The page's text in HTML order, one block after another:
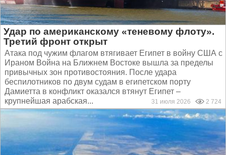
Удар по американскому «теневому флоту».
Третий фронт открыт
Атака под чужим флагом втягивает Египет в войну США с
Ираном Война на Ближнем Востоке вышла за пределы
привычных зон противостояния. После удара
беспилотников по двум судам в египетском порту
Дамиетта в конфликт оказался втянут Египет –
крупнейшая арабская...
31 июля 2026 2 724